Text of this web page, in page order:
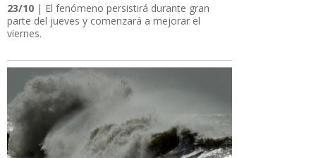
23/10 | El fenómeno persistirá durante gran
parte del jueves y comenzará a mejorar el
viernes.